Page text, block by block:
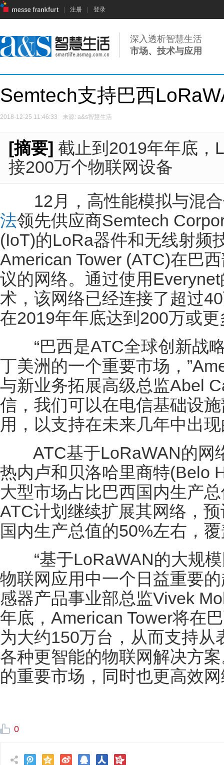
注册 登录
深入透析智慧生活
市场、技术与应用
Semtech支持巴西
2018-12-25 11:46:33 来源: a&s智慧生活
[摘要] 截止到2019年年底，
接200万个物联网设备
12月，高性能模拟与混合
法领先供应商Semtech
(IoT)的LoRa器件和无线射频
American Tower (ATC)在巴
议的网络。通过使用
术，该网络已经连接了超过
在2019年年底达到200万或
“巴西是ATC全球创新战
丁美洲的一个重要市场，
与新业务拓展高级总监Abel
信，我们可以在电信基础设
用，以支持在未来几年中出
ATC基于LoRaWAN的网
热内卢和贝洛哈里商特(Belo
大型市场占比巴西国内生产
ATC计划继续扩展其网络，
国内生产总值的50%左右，
“基于LoRaWAN的大规模
物联网应用中一个日益重要
感器产品事业部总监Vivek
年底，American Tower将在
为大约150万台，从而支持
各种更智能的物联网解决方
的重要市场，同时也更高效
0